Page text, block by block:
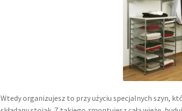
Wtedy organizujesz to przy użyciu specjalnych szyn,